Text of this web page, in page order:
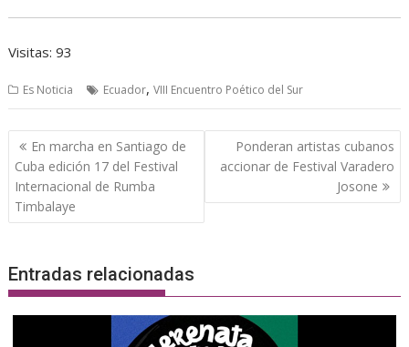
Visitas: 93
Es Noticia Ecuador,VIII Encuentro Poético del Sur
Navegación
de
entradas
En marcha en Santiago de
Cuba edición 17 del Festival
Internacional de Rumba
Timbalaye
Ponderan artistas cubanos
accionar de Festival Varadero
Josone
Entradas relacionadas